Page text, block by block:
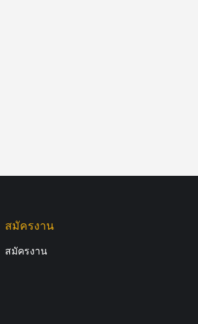
สมัครงาน
สมัครงาน